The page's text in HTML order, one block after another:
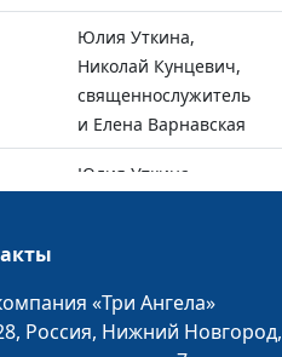
Юлия Уткина,
Николай Кунцевич,
священнослужитель
и Елена Варнавская
Юлия Уткина,
Юлия Уткина,
Николай Кунцевич,
«Три Ангела»
Россия, Нижний Новгород,